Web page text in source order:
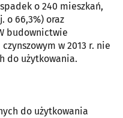
o 240 mieszkań,
o 66,3%) oraz
budownictwie
w 2013 r. nie
do użytkowania.
do użytkowania